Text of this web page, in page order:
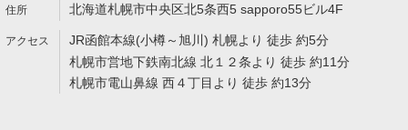
北海道札幌市中央区北5条西5 sapporo55ビル4F
JR函館本線(小樽～旭川) 札幌より 徒歩 約5分
札幌市営地下鉄南北線 北１２条より 徒歩 約11分
札幌市電山鼻線 西４丁目より 徒歩 約13分